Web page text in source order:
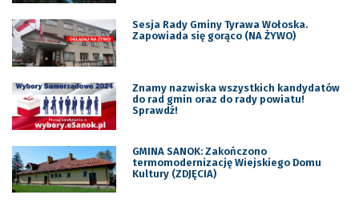
Sesja Rady Gminy Tyrawa Wołoska.
Zapowiada się gorąco (NA ŻYWO)
Znamy nazwiska wszystkich kandydatów
do rad gmin oraz do rady powiatu!
Sprawdź!
GMINA SANOK: Zakończono
termomodernizację Wiejskiego Domu
Kultury (ZDJĘCIA)